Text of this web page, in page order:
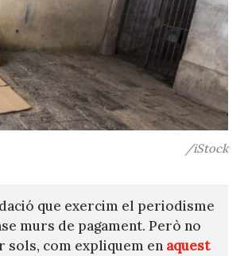
/iStock
que exercim el periodisme
murs de pagament. Però no
sols, com expliquem en aquest